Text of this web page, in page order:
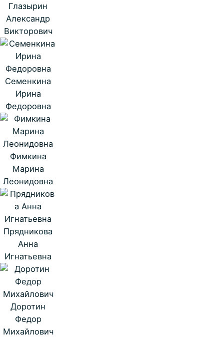
Глазырин
Александр
Викторович
Семенкина
Ирина
Федоровна
Фимкина
Марина
Леонидовна
Прядникова
Анна
Игнатьевна
Доротин
Федор
Михайлович